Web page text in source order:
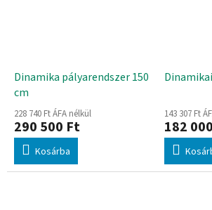
Dinamika pályarendszer 150
cm
228 740 Ft ÁFA nélkül
290 500 Ft
Kosárba
143 307 Ft
182